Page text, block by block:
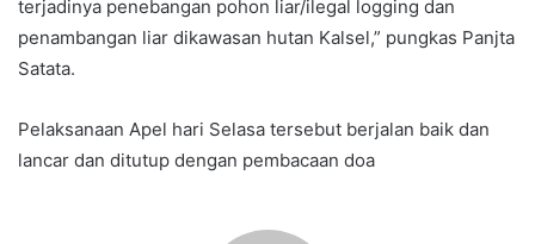
terjadinya penebangan pohon liar/ilegal logging dan
penambangan liar dikawasan hutan Kalsel,” pungkas Panjta
Satata.
Pelaksanaan Apel hari Selasa tersebut berjalan baik dan
lancar dan ditutup dengan pembacaan doa